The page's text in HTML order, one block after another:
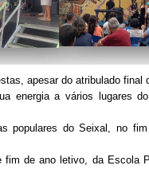
apesar do atribulado final
energia a vários lugares
populares do Seixal, no
fim de ano letivo, da Escola